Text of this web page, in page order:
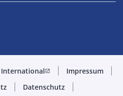
Internationalopen_in_new
Impressum
Datenschutz